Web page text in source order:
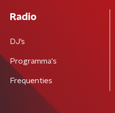
Radio
DJ’s
Programma's
Frequenties